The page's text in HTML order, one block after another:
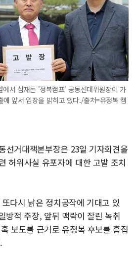
서 심재돈 '정복캠프' 공동선대위원장이 가
에 앞서 입장을 밝히고 있다./출처=유정복 캠
선거대책본부장은 23일 기자회견을
허위사실 유포자에 대한 고발 조치
다시 낡은 정치공작에 기대고 있
방적 주장, 앞뒤 맥락이 잘린 녹취
보도를 근거로 유정복 후보를 흠집